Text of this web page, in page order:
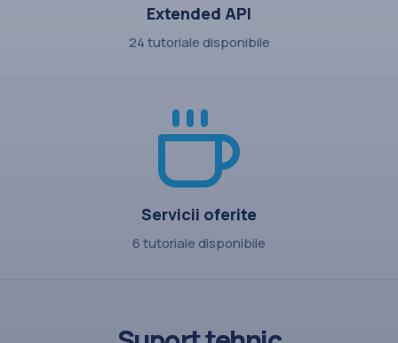
Extended API
24 tutoriale disponibile
Servicii oferite
6 tutoriale disponibile